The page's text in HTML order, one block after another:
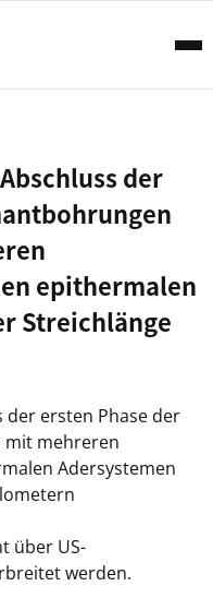
der
epithermalen
Streichlänge
der ersten Phase der
mit mehreren
Adersystemen
über US-
werden.